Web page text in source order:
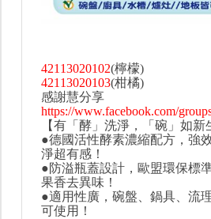
42113020102(檸檬)
42113020103(柑橘)
感謝慧分享
https://www.facebook.com/
【有「酵」洗淨，「碗」如新
●德國活性酵素濃縮配方，強
淨超有感！
●防溢瓶蓋設計，歐盟環保標
果香去異味！
●適用性廣，碗盤、鍋具、流
可使用！